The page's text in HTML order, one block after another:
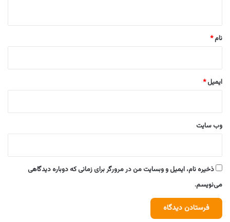
نام*
ایمیل*
وب‌ سایت
ذخیره نام، ایمیل و وبسایت من در مرورگر برای زمانی که دوباره دیدگاهی
می‌نویسم.